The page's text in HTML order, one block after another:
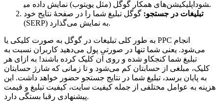
اپلیکیشن‌های همکار گوگل (مثل یویتوب) نمایش داده می‎شود.
تبلیغات در جستجو: گوگل تبلیغ شما را در صفحۀ نتایج خود
(SERP) به نمایش می‌گذارد.
به طور کلی تبلیغات در گوگل به صورت کلیکی یا PPC انجام
می‌شود. یعنی شما تنها در صورتی پول می‌دهید کاربران نسبت به
تبلیغ شما کنجکاو شده و روی آن کلیک کرده باشند! به ازای هر
کلیک، مبلغی از حسابتان کم می‌شود و تا زمانی که شارژ حسابتان
به پایان برسد، تبلیغ شما در نتایج جستجو حضور خواهد داشت. این
هزینه‌ به عوامل مختلفی از جمله کیفیت سایت، کیفیت تبلیغ و قیمت
پیشنهادی رقبا بستگی دارد.